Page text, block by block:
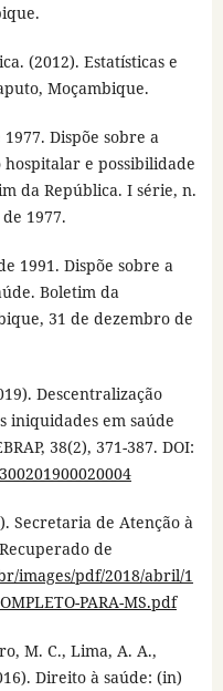
(2012). Estatísticas e
Moçambique.
Dispõe sobre a
e possibilidade
da República. I série, n.
1977.
1991. Dispõe sobre a
Boletim da
31 de dezembro de
Descentralização
iniquidades em saúde
38(2), 371-387. DOI:
Secretaria de Atenção à
de
images/pdf/2018/abril/1
PARA-MS.pdf
M. C., Lima, A. A.,
Direito à saúde: (in)